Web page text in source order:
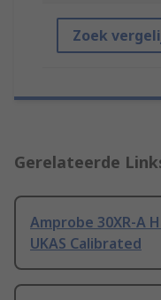
Zoek
Gerelateerde
Amprobe 30XR-A
UKAS Calibrated